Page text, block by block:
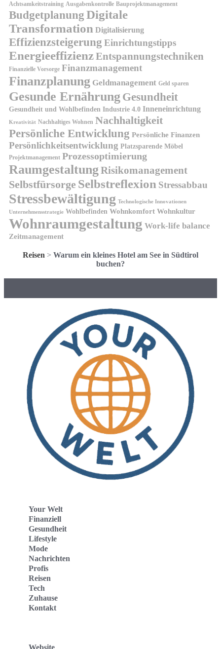
Achtsamkeitstraining Ausgabenkontrolle Bauprojektmanagement
BudgetplanungDigitale
Transformation Digitalisierung
Effizienzsteigerung Einrichtungstipps
EnergieeffizienzEntspannungstechniken
Finanzielle Vorsorge Finanzmanagement
Finanzplanung Geldmanagement Geld sparen
Gesunde Ernährung Gesundheit
Gesundheit und Wohlbefinden Industrie 4.0 Inneneinrichtung
Kreativität Nachhaltiges Wohnen Nachhaltigkeit
Persönliche Entwicklung Persönliche Finanzen
Persönlichkeitsentwicklung Platzsparende Möbel
Projektmanagement Prozessoptimierung
Raumgestaltung Risikomanagement
Selbstfürsorge Selbstreflexion Stressabbau
Stressbewältigung Technologische Innovationen
Unternehmensstrategie Wohlbefinden Wohnkomfort Wohnkultur
Wohnraumgestaltung Work-life balance
Zeitmanagement
Reisen > Warum ein kleines Hotel am See in Südtirol
buchen?
Your Welt
Finanziell
Gesundheit
Lifestyle
Mode
Nachrichten
Profis
Reisen
Tech
Zuhause
Kontakt
Website